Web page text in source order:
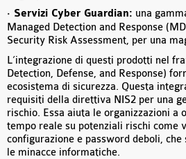
· Servizi Cyber Guardian: una
Managed Detection and Response
Security Risk Assessment, per una
L’integrazione di questi prodotti nel
Detection, Defense, and Response)
ecosistema di sicurezza. Questa
requisiti della direttiva NIS2 per una
rischio. Essa aiuta le organizzazioni a
tempo reale su potenziali rischi come
configurazione e password deboli,
le minacce informatiche.